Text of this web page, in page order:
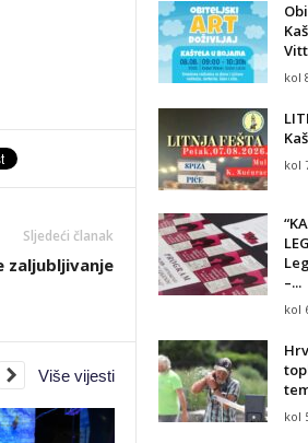
Sljedeći članak
zaljubljivanje
Više vijesti
kol
kol
–...
kol
kol